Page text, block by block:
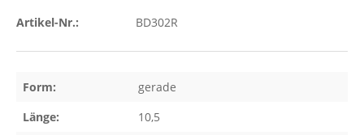
Artikel-Nr.: BD302R
Form:
gerade
Länge:
10,5